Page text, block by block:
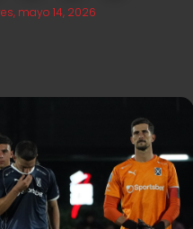
mayo 14, 2026